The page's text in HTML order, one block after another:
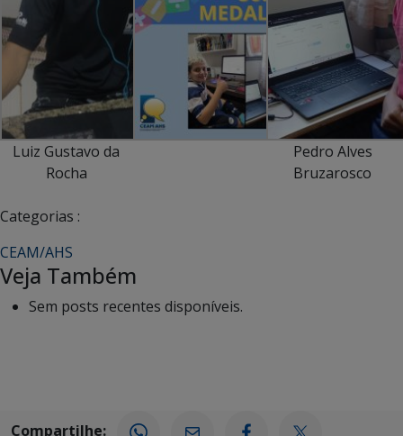
Luiz Gustavo da
Rocha
Pedro Alves
Bruzarosco
Categorias :
CEAM/AHS
Veja Também
Sem posts recentes disponíveis.
Compartilhe: